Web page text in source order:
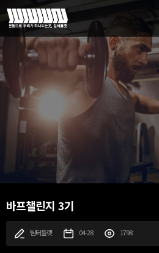
바프챌린지 3기
팀터틀랫 04-28 1798